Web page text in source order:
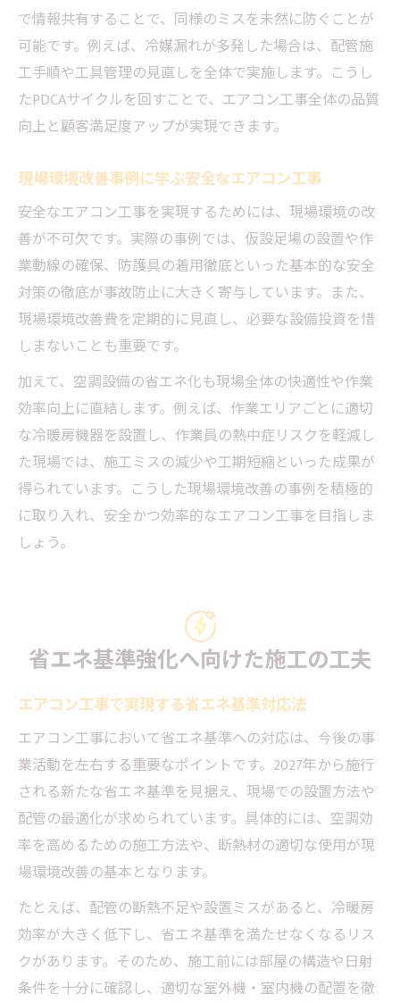
で情報共有することで、同様のミスを未然に防ぐことが
可能です。例えば、冷媒漏れが多発した場合は、配管施
工手順や工具管理の見直しを全体で実施します。こうし
たPDCAサイクルを回すことで、エアコン工事全体の品質
向上と顧客満足度アップが実現できます。
現場環境改善事例に学ぶ安全なエアコン工事
安全なエアコン工事を実現するためには、現場環境の改
善が不可欠です。実際の事例では、仮設足場の設置や作
業動線の確保、防護具の着用徹底といった基本的な安全
対策の徹底が事故防止に大きく寄与しています。また、
現場環境改善費を定期的に見直し、必要な設備投資を惜
しまないことも重要です。
加えて、空調設備の省エネ化も現場全体の快適性や作業
効率向上に直結します。例えば、作業エリアごとに適切
な冷暖房機器を設置し、作業員の熱中症リスクを軽減し
た現場では、施工ミスの減少や工期短縮といった成果が
得られています。こうした現場環境改善の事例を積極的
に取り入れ、安全かつ効率的なエアコン工事を目指しま
しょう。
省エネ基準強化へ向けた施工の工夫
エアコン工事で実現する省エネ基準対応法
エアコン工事において省エネ基準への対応は、今後の事
業活動を左右する重要なポイントです。2027年から施行
される新たな省エネ基準を見据え、現場での設置方法や
配管の最適化が求められています。具体的には、空調効
率を高めるための施工方法や、断熱材の適切な使用が現
場環境改善の基本となります。
たとえば、配管の断熱不足や設置ミスがあると、冷暖房
効率が大きく低下し、省エネ基準を満たせなくなるリス
クがあります。そのため、施工前には部屋の構造や日射
条件を十分に確認し、適切な室外機・室内機の配置を徹